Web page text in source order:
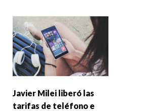
Javier Milei liberó las
tarifas de teléfono e